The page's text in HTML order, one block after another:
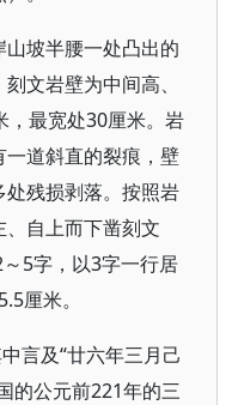
坡半腰一处凸出的
文岩壁为中间高、
，最宽处30厘米。岩
道斜直的裂痕，壁
残损剥落。按照岩
自上而下凿刻文
5字，以3字一行居
厘米。
言及“廿六年三月己
的公元前221年的三